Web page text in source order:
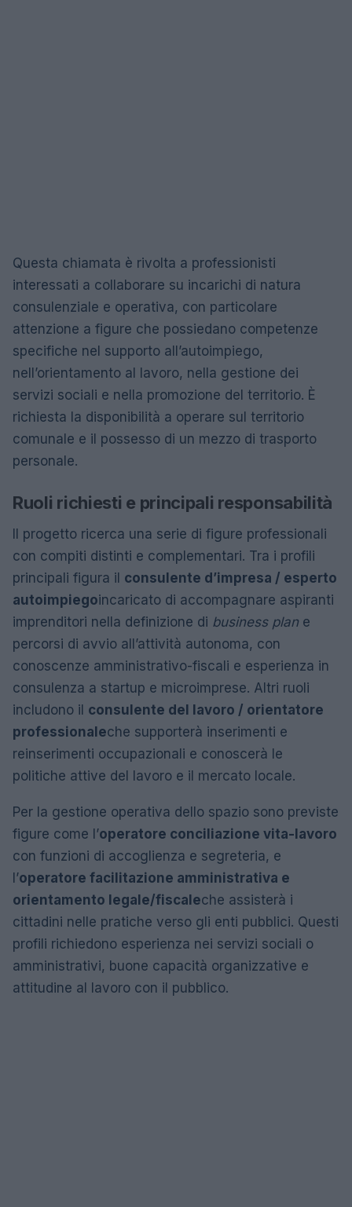
Questa chiamata è rivolta a professionisti
interessati a collaborare su incarichi di natura
consulenziale e operativa, con particolare
attenzione a figure che possiedano competenze
specifiche nel supporto all’autoimpiego,
nell’orientamento al lavoro, nella gestione dei
servizi sociali e nella promozione del territorio. È
richiesta la disponibilità a operare sul territorio
comunale e il possesso di un mezzo di trasporto
personale.
Ruoli richiesti e principali responsabilità
Il progetto ricerca una serie di figure professionali
con compiti distinti e complementari. Tra i profili
principali figura il consulente d’impresa / esperto
autoimpiegoincaricato di accompagnare aspiranti
imprenditori nella definizione di business plan e
percorsi di avvio all’attività autonoma, con
conoscenze amministrativo-fiscali e esperienza in
consulenza a startup e microimprese. Altri ruoli
includono il consulente del lavoro / orientatore
professionaleche supporterà inserimenti e
reinserimenti occupazionali e conoscerà le
politiche attive del lavoro e il mercato locale.
Per la gestione operativa dello spazio sono previste
figure come l’operatore conciliazione vita-lavoro
con funzioni di accoglienza e segreteria, e
l’operatore facilitazione amministrativa e
orientamento legale/fiscaleche assisterà i
cittadini nelle pratiche verso gli enti pubblici. Questi
profili richiedono esperienza nei servizi sociali o
amministrativi, buone capacità organizzative e
attitudine al lavoro con il pubblico.